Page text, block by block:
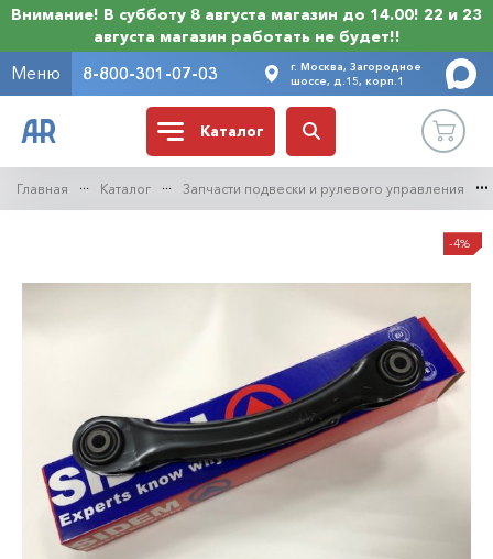
Внимание! В субботу 8 августа магазин до 14.00! 22 и 23
августа магазин работать не будет!!
Меню 8-800-301-07-03
г. Москва, Загородное
шоссе, д.15, корп.1
Каталог
Главная Каталог Запчасти подвески и рулевого управления
-4%